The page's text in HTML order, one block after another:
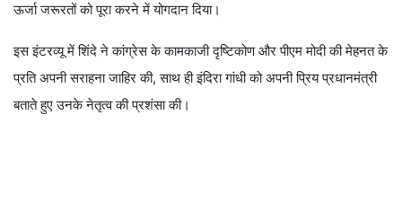
ऊर्जा जरूरतों को पूरा करने में योगदान दिया।
इस इंटरव्यू में शिंदे ने कांग्रेस के कामकाजी दृष्टिकोण और पीएम मोदी की मेहनत के
प्रति अपनी सराहना जाहिर की, साथ ही इंदिरा गांधी को अपनी प्रिय प्रधानमंत्री
बताते हुए उनके नेतृत्व की प्रशंसा की।